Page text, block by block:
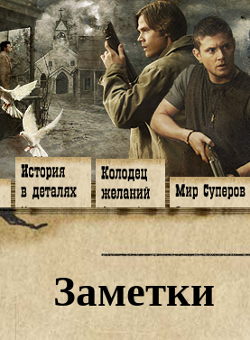
Книги
Галереи
Музыка
Видео
Субтитры
Заметки
Мысли
Откровение
Арт-кафе
Игромания
Фанфики
Фанарт
Анекдоты
Передоз
Страшилки
Знакомство
Обитатели
Семейное
Дневник
СИЗО
Суперы от и
Заметки